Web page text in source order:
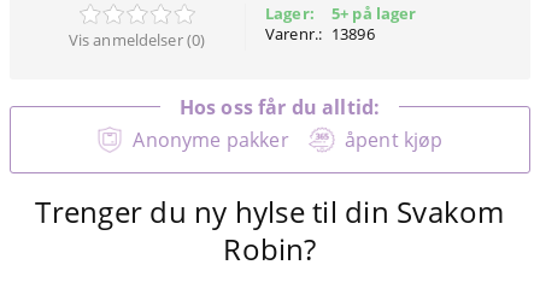
Vis anmeldelser (0)
Lager:
Varenr.:
5+ på lager
13896
Anonyme pakker åpent kjøp
Hos oss får du alltid:
Trenger du ny hylse til din Svakom
Robin?